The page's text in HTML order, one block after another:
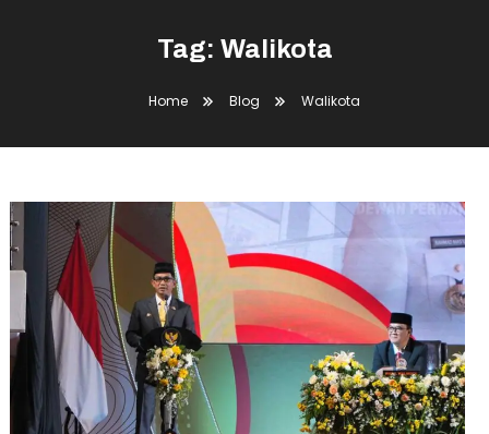
Tag: Walikota
Home Blog Walikota